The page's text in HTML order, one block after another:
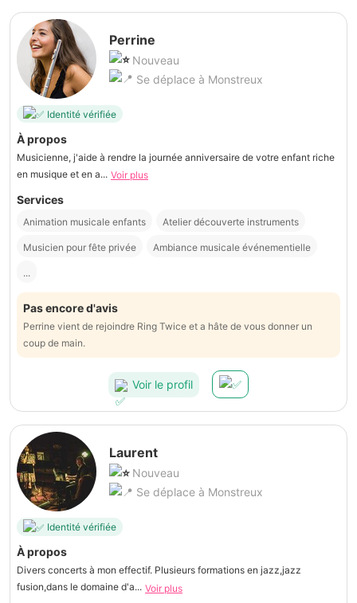
Perrine
Nouveau
Se déplace à Monstreux
Identité vérifiée
À propos
Musicienne, j'aide à rendre la journée anniversaire de votre enfant riche
en musique et en a... Voir plus
Services
Animation musicale enfants Atelier découverte instruments
Musicien pour fête privée Ambiance musicale événementielle
...
Pas encore d'avis
Perrine vient de rejoindre Ring Twice et a hâte de vous donner un
coup de main.
Voir le profil
Laurent
Nouveau
Se déplace à Monstreux
Identité vérifiée
À propos
Divers concerts à mon effectif. Plusieurs formations en jazz,jazz
fusion,dans le domaine d'a... Voir plus